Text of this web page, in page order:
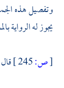
وتفصيل هذه
يجوز له الرواية
[ص: قال